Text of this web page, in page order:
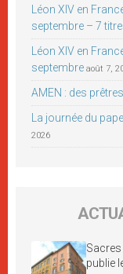
Léon XIV en
septembre – 7
Léon XIV en
septembre août 7,
AMEN : des
La journée du
2026
Sacres
publie